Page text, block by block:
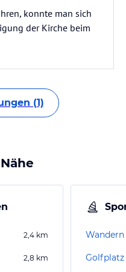
konnte man sich
der Kirche beim
(1)
2,4 km
2,8 km Golfplatz